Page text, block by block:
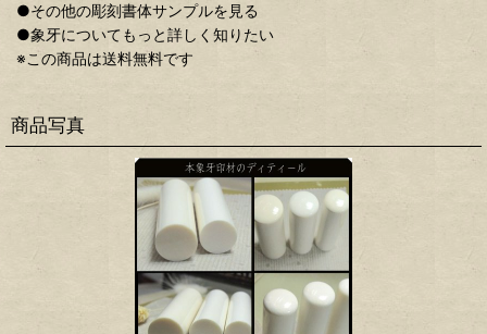
●その他の彫刻書体サンプルを見る
●象牙についてもっと詳しく知りたい
※この商品は送料無料です
商品写真